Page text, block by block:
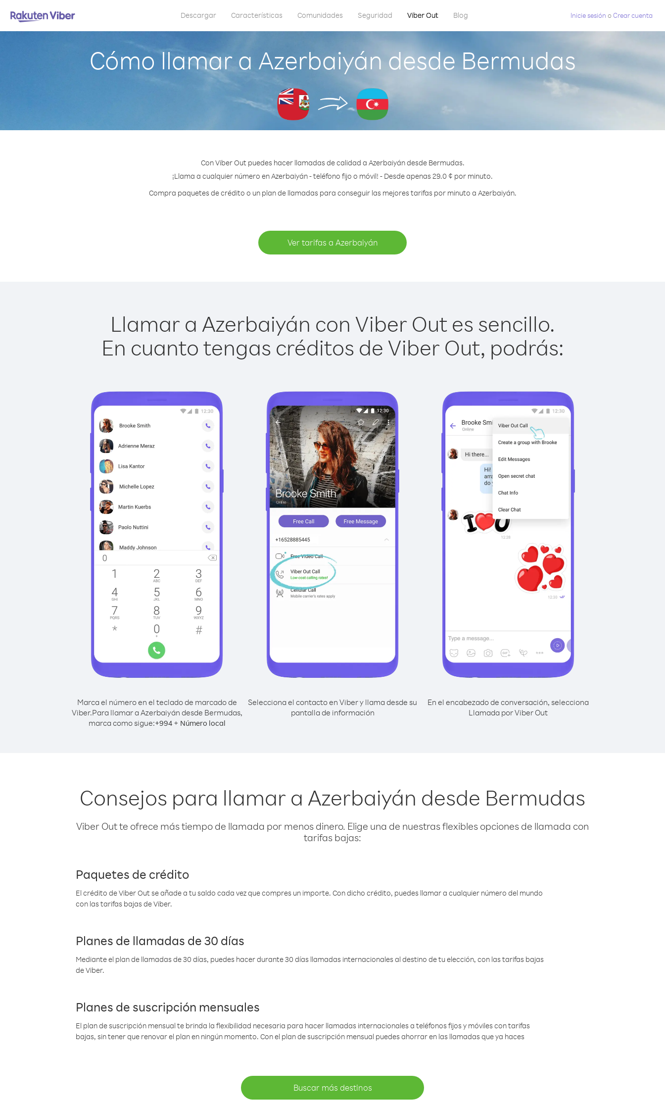
Descargar Características Comunidades Seguridad Viber Out Blog Inicie sesión oCrear cuenta
Cómo llamar a Azerbaiyán desde Bermudas
Con Viber Out puedes hacer llamadas de calidad a Azerbaiyán desde Bermudas.
¡Llama a cualquier número en Azerbaiyán - teléfono fijo o móvil! - Desde apenas 29.0 ¢ por minuto.
Compra paquetes de crédito o un plan de llamadas para conseguir las mejores tarifas por minuto a Azerbaiyán.
Ver tarifas a Azerbaiyán
Llamar a Azerbaiyán con Viber Out es sencillo.
En cuanto tengas créditos de Viber Out, podrás:
Marca el número en el teclado de marcado de
Viber.Para llamar a Azerbaiyán desde Bermudas,
marca como sigue:+994+ Número local
Selecciona el contacto en Viber y llama desde su
pantalla de información
En el encabezado de conversación, selecciona
Llamada por Viber Out
Consejos para llamar a Azerbaiyán desde Bermudas
Viber Out te ofrece más tiempo de llamada por menos dinero. Elige una de nuestras flexibles opciones de llamada con
tarifas bajas:
Paquetes de crédito
El crédito de Viber Out se añade a tu saldo cada vez que compres un importe. Con dicho crédito, puedes llamar a cualquier número del mundo
con las tarifas bajas de Viber.
Planes de llamadas de 30 días
Mediante el plan de llamadas de 30 días, puedes hacer durante 30 días llamadas internacionales al destino de tu elección, con las tarifas bajas
de Viber.
Planes de suscripción mensuales
El plan de suscripción mensual te brinda la flexibilidad necesaria para hacer llamadas internacionales a teléfonos fijos y móviles con tarifas
bajas, sin tener que renovar el plan en ningún momento. Con el plan de suscripción mensual puedes ahorrar en las llamadas que ya haces
Buscar más destinos